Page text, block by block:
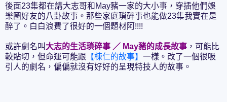
後面23集都在講大志哥和May豬一家的大小事，穿插他們娛
樂圈好友的八卦故事。那些家庭瑣碎事也能做23集我實在是
醉了。白白浪費了很好的一個題材阿!!!!
或許劇名叫 大志的生活瑣碎事 ／ May豬的成長故事 ，可能比
較貼切，但命運可能跟 【棟仁的故事】 一樣。改了一個很吸
引人的劇名，偏偏就沒有好好的呈現特技人的故事。